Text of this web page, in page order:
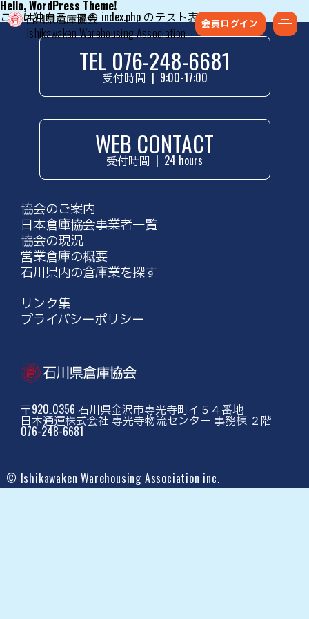
Ishikawaken Warehousing Association
会員ログイン
Hello, WordPress Theme!
これは独自テーマの index.php のテスト表示です。
TEL 076-248-6681
受付時間 | 9:00-17:00
WEB CONTACT
受付時間 | 24 hours
協会のご案内
日本倉庫協会事業者一覧
協会の現況
営業倉庫の概要
石川県内の倉庫業を探す
リンク集
プライバシーポリシー
〒920₋0356 石川県金沢市専光寺町イ５４番地
日本通運株式会社 専光寺物流センター 事務棟 ２階
076-248-6681
© Ishikawaken Warehousing Association inc.